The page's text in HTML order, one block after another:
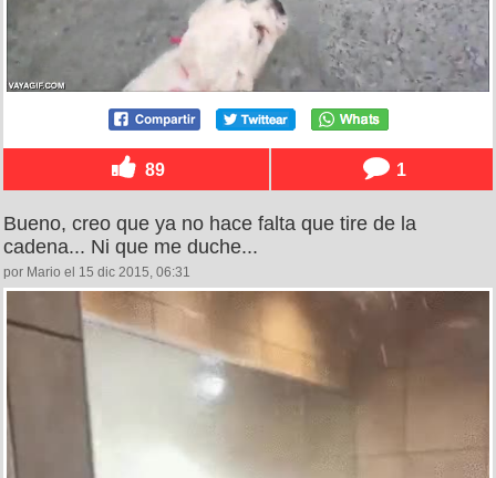
89 1
Bueno, creo que ya no hace falta que tire de la
cadena... Ni que me duche...
por Mario el 15 dic 2015, 06:31